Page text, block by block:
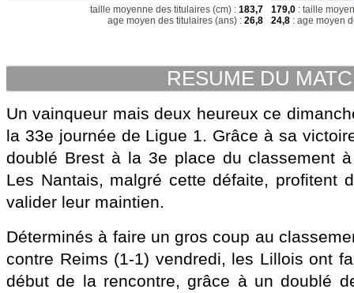
taille moyenne des titulaires (cm) : 183,7
age moyen des titulaires (ans) : 26,8
179,0 : taille
24,8 : age moyen
RESUME DU
Un vainqueur mais deux heureux ce
la 33e journée de Ligue 1. Grâce à sa
doublé Brest à la 3e place du classement
Les Nantais, malgré cette défaite, profitent
valider leur maintien.
Déterminés à faire un gros coup au
contre Reims (1-1) vendredi, les Lillois ont
début de la rencontre, grâce à un doublé